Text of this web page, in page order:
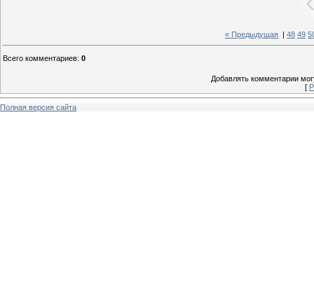
« Предыдущая 48 49
Всего комментариев: 0
Добавлять комментарии
[
Полная версия сайта